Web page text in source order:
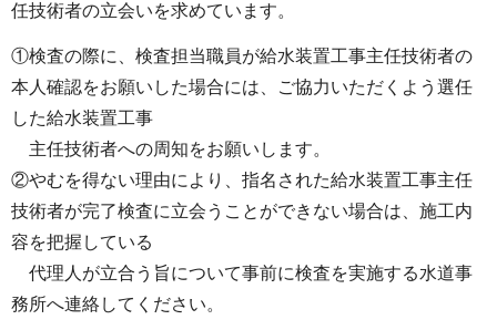
任技術者の立会いを求めています。
①検査の際に、検査担当職員が給水装置工事主任技術者の
本人確認をお願いした場合には、ご協力いただくよう選任
した給水装置工事
主任技術者への周知をお願いします。
②やむを得ない理由により、指名された給水装置工事主任
技術者が完了検査に立会うことができない場合は、施工内
容を把握している
代理人が立合う旨について事前に検査を実施する水道事
務所へ連絡してください。